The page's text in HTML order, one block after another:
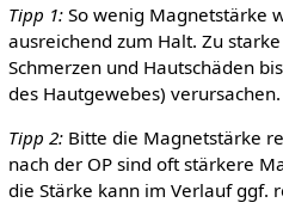
Tipp 1:So wenig Magnetstärke
ausreichend zum Halt. Zu
Schmerzen und Hautschäden
des Hautgewebes) verursachen.
Tipp 2:Bitte die Magnetstärke
nach der OP sind oft stärkere
die Stärke kann im Verlauf ggf.